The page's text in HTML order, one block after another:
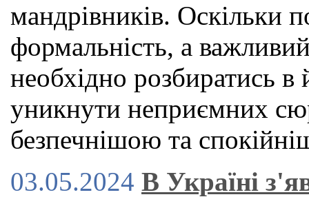
мандрівників. Оскільки
формальність, а
необхідно розбиратись в
уникнути неприємних
безпечнішою та
03.05.2024 В Україні